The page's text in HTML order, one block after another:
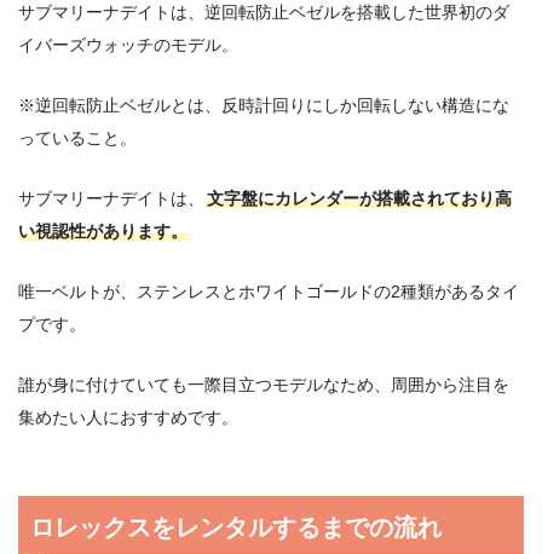
サブマリーナデイトは、逆回転防止ベゼルを搭載した世界初のダ
イバーズウォッチのモデル。
※逆回転防止ベゼルとは、反時計回りにしか回転しない構造にな
っていること。
サブマリーナデイトは、
文字盤にカレンダーが搭載されており高
い視認性があります。
唯一ベルトが、ステンレスとホワイトゴールドの2種類があるタイ
プです。
誰が身に付けていても一際目立つモデルなため、周囲から注目を
集めたい人におすすめです。
ロレックスをレンタルするまでの流れ